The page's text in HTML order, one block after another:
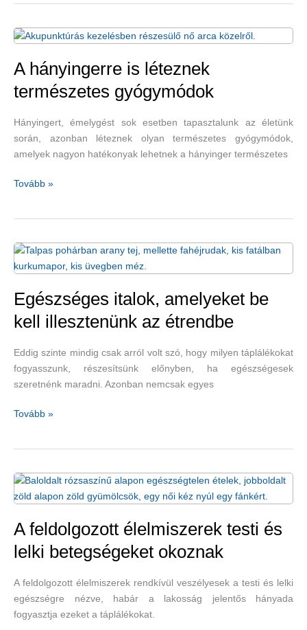
A hányingerre is léteznek
természetes gyógymódok
Hányingert, émelygést sok esetben tapasztalunk az életünk
során, azonban léteznek olyan természetes gyógymódok,
amelyek nagyon hatékonyak lehetnek a hányinger természetes
A
természetes
gyógymódok
Tovább »
Egészséges italok, amelyeket be
kell illesztenünk az étrendbe
Eddig szinte mindig csak arról volt szó, hogy milyen táplálékokat
fogyasszunk, részesítsünk előnyben, ha egészségesek
szeretnénk maradni. Azonban nemcsak egyes
Egészséges
kell
illesztenünk
étrendbe
Tovább »
A feldolgozott élelmiszerek testi és
lelki betegségeket okoznak
A feldolgozott élelmiszerek rendkívül veszélyesek a testi és lelki
egészségre nézve, habár a lakosság jelentős hányada
fogyasztja ezeket a táplálékokat.